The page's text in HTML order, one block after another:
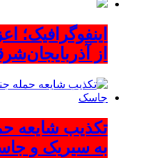
از
تکذیب شایعه
به سیریک و